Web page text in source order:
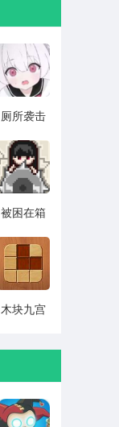
厕所袭击
v1.0.4
被困在箱
妹 中文版
v1.0.3
木块九宫